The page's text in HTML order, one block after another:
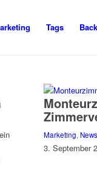
Tags
Marketing,News
3. September